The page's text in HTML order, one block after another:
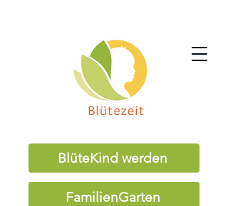
BlüteKind werden
FamilienGarten